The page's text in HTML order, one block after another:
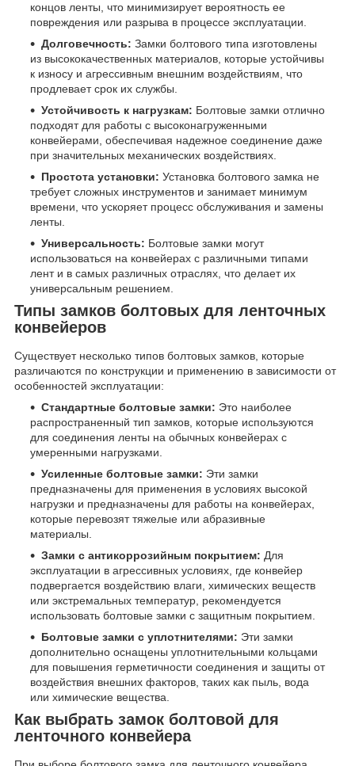
концов ленты, что минимизирует вероятность ее
повреждения или разрыва в процессе эксплуатации.
Долговечность: Замки болтового типа изготовлены
из высококачественных материалов, которые устойчивы
к износу и агрессивным внешним воздействиям, что
продлевает срок их службы.
Устойчивость к нагрузкам: Болтовые замки отлично
подходят для работы с высоконагруженными
конвейерами, обеспечивая надежное соединение даже
при значительных механических воздействиях.
Простота установки: Установка болтового замка не
требует сложных инструментов и занимает минимум
времени, что ускоряет процесс обслуживания и замены
ленты.
Универсальность: Болтовые замки могут
использоваться на конвейерах с различными типами
лент и в самых различных отраслях, что делает их
универсальным решением.
Типы замков болтовых для ленточных
конвейеров
Существует несколько типов болтовых замков, которые
различаются по конструкции и применению в зависимости от
особенностей эксплуатации:
Стандартные болтовые замки: Это наиболее
распространенный тип замков, которые используются
для соединения ленты на обычных конвейерах с
умеренными нагрузками.
Усиленные болтовые замки: Эти замки
предназначены для применения в условиях высокой
нагрузки и предназначены для работы на конвейерах,
которые перевозят тяжелые или абразивные
материалы.
Замки с антикоррозийным покрытием: Для
эксплуатации в агрессивных условиях, где конвейер
подвергается воздействию влаги, химических веществ
или экстремальных температур, рекомендуется
использовать болтовые замки с защитным покрытием.
Болтовые замки с уплотнителями: Эти замки
дополнительно оснащены уплотнительными кольцами
для повышения герметичности соединения и защиты от
воздействия внешних факторов, таких как пыль, вода
или химические вещества.
Как выбрать замок болтовой для
ленточного конвейера